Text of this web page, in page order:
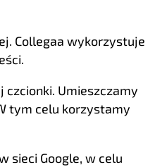
Collegaa wykorzystuje
Umieszczamy
tym celu korzystamy
sieci Google, w celu